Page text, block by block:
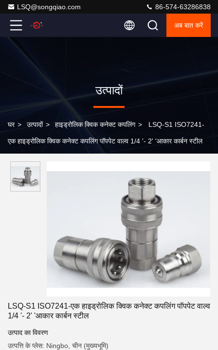
LSQ@songqiao.com 86-574-63286838
अब बात करें
उत्पादों
घर > उत्पादों > हाइड्रोलिक क्विक कनेक्ट कपलिंग > LSQ-S1 ISO7241-
एक हाइड्रोलिक क्विक कनेक्ट कपलिंग पॉपपेट वाल्व 1/4 '- 2' 'आकार कार्बन स्टील
LSQ-S1 ISO7241-एक हाइड्रोलिक क्विक कनेक्ट कपलिंग पॉपपेट वाल्व
1/4 '- 2' 'आकार कार्बन स्टील
उत्पाद का विवरण
उत्पत्ति के प्लेस: Ningbo, चीन (मुख्यभूमि)